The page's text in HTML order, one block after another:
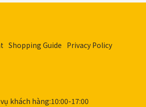
Shopping Guide Privacy Policy
khách hàng:10:00-17:00